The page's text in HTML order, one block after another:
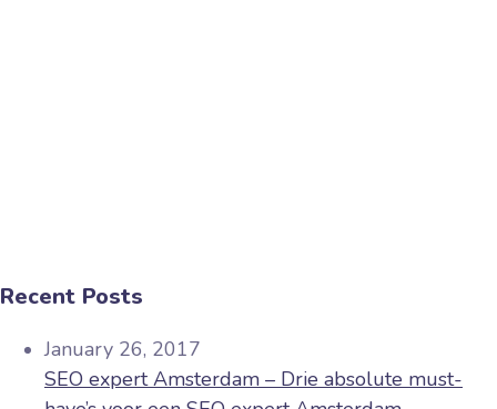
Recent Posts
January 26, 2017
SEO expert Amsterdam – Drie absolute must-